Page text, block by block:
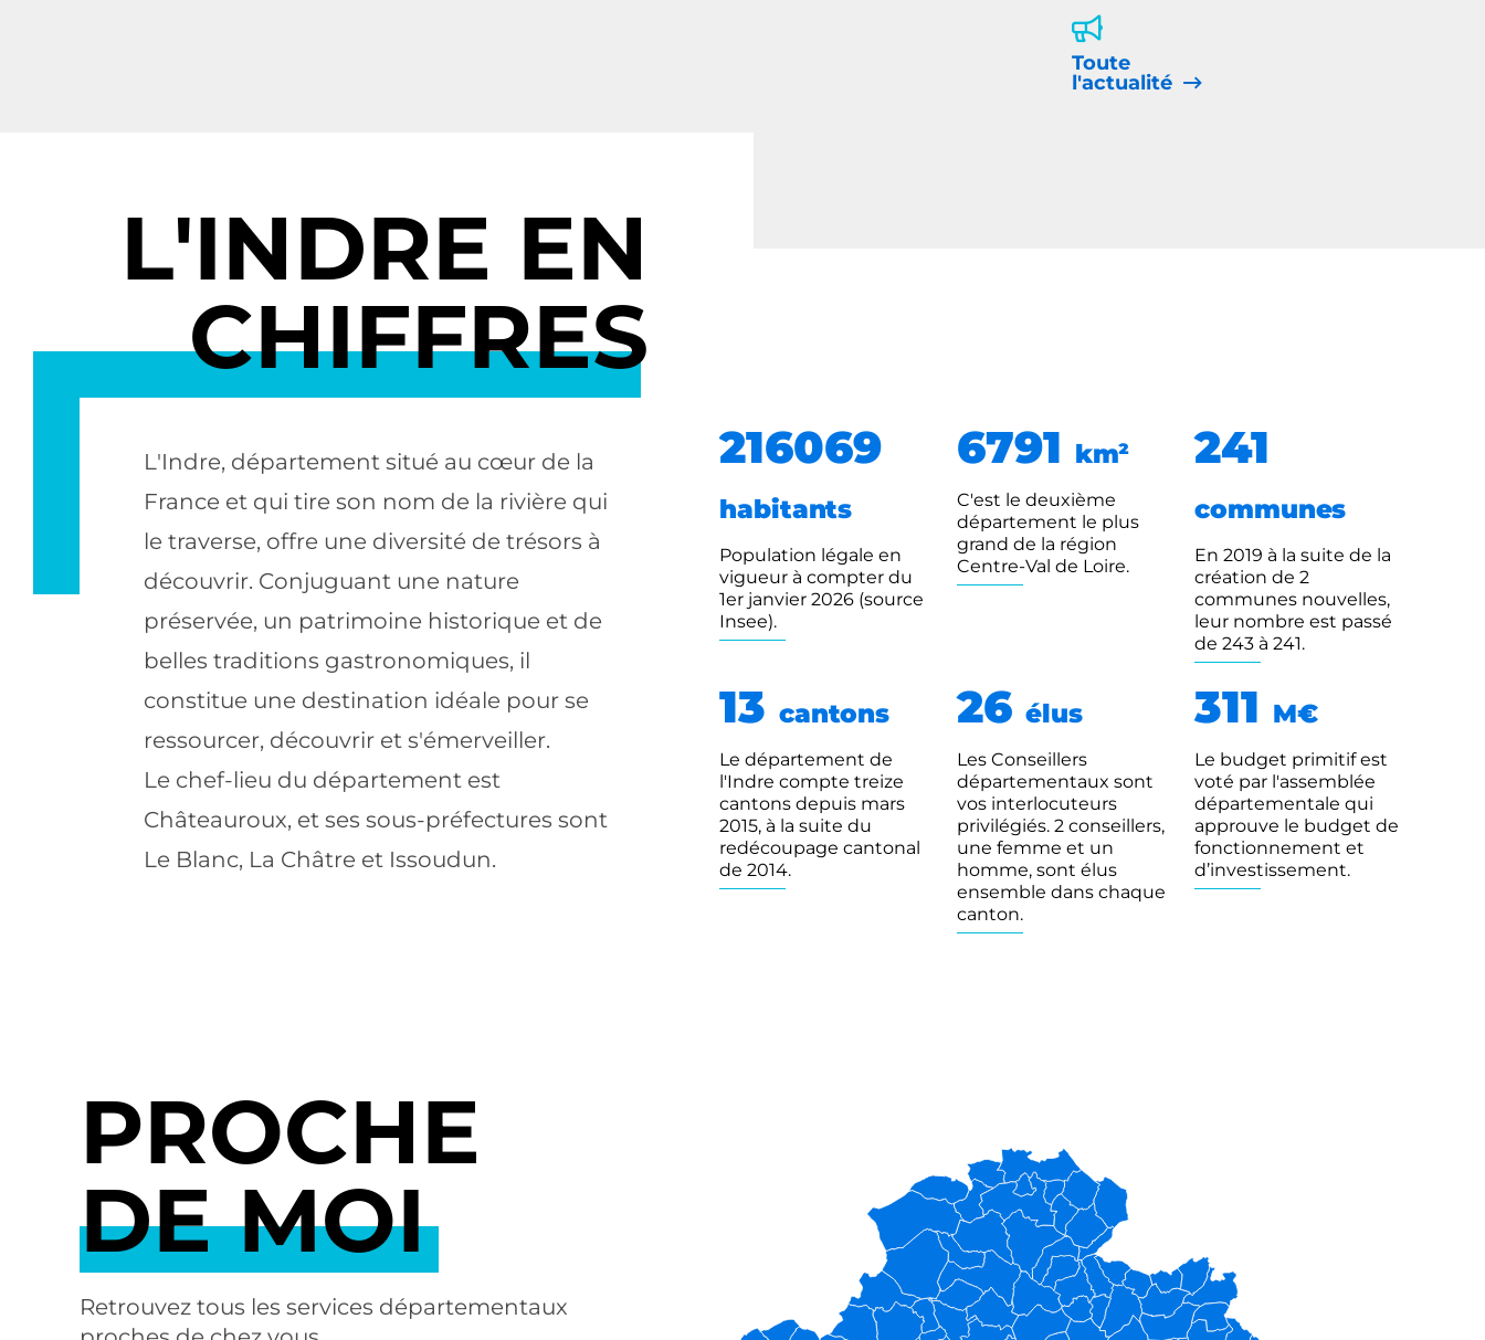
Toute
l'actualité
L'INDRE EN
CHIFFRES
L'Indre, département situé au cœur de la
France et qui tire son nom de la rivière qui
le traverse, offre une diversité de trésors à
découvrir. Conjuguant une nature
préservée, un patrimoine historique et de
belles traditions gastronomiques, il
constitue une destination idéale pour se
ressourcer, découvrir et s'émerveiller.
Le chef-lieu du département est
Châteauroux, et ses sous-préfectures sont
Le Blanc, La Châtre et Issoudun.
216069
habitants
Population légale en
vigueur à compter du
1er janvier 2026 (source
Insee).
6791 km²
C'est le deuxième
département le plus
grand de la région
Centre-Val de Loire.
241
communes
En 2019 à la suite de la
création de 2
communes nouvelles,
leur nombre est passé
de 243 à 241.
13 cantons
Le département de
l'Indre compte treize
cantons depuis mars
2015, à la suite du
redécoupage cantonal
de 2014.
26 élus
Les Conseillers
départementaux sont
vos interlocuteurs
privilégiés. 2 conseillers,
une femme et un
homme, sont élus
ensemble dans chaque
canton.
311 M€
Le budget primitif est
voté par l'assemblée
départementale qui
approuve le budget de
fonctionnement et
d’investissement.
PROCHE
DE MOI
Retrouvez tous les services départementaux